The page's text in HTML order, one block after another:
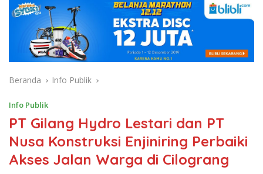
Beranda Info Publik
Info Publik
PT Gilang Hydro Lestari dan PT
Nusa Konstruksi Enjiniring Perbaiki
Akses Jalan Warga di Cilograng